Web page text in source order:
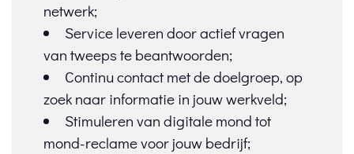
netwerk;
Service leveren door actief vragen
van tweeps te beantwoorden;
Continu contact met de doelgroep, op
zoek naar informatie in jouw werkveld;
Stimuleren van digitale mond tot
mond-reclame voor jouw bedrijf;